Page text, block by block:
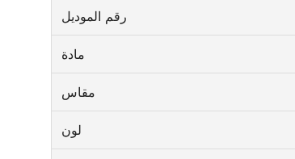
رقم الموديل
مادة
مقاس
لون